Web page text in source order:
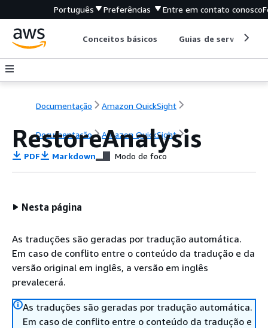
Português Preferências Entre em contato conosco
Conceitos básicos Guias de serviço
Documentação Amazon QuickSight
Documentação Amazon QuickSight
RestoreAnalysis
PDF Markdown Modo de foco
Nesta página
As traduções são geradas por tradução automática.
Em caso de conflito entre o conteúdo da tradução e da
versão original em inglês, a versão em inglês
prevalecerá.
As traduções são geradas por tradução automática.
Em caso de conflito entre o conteúdo da tradução e